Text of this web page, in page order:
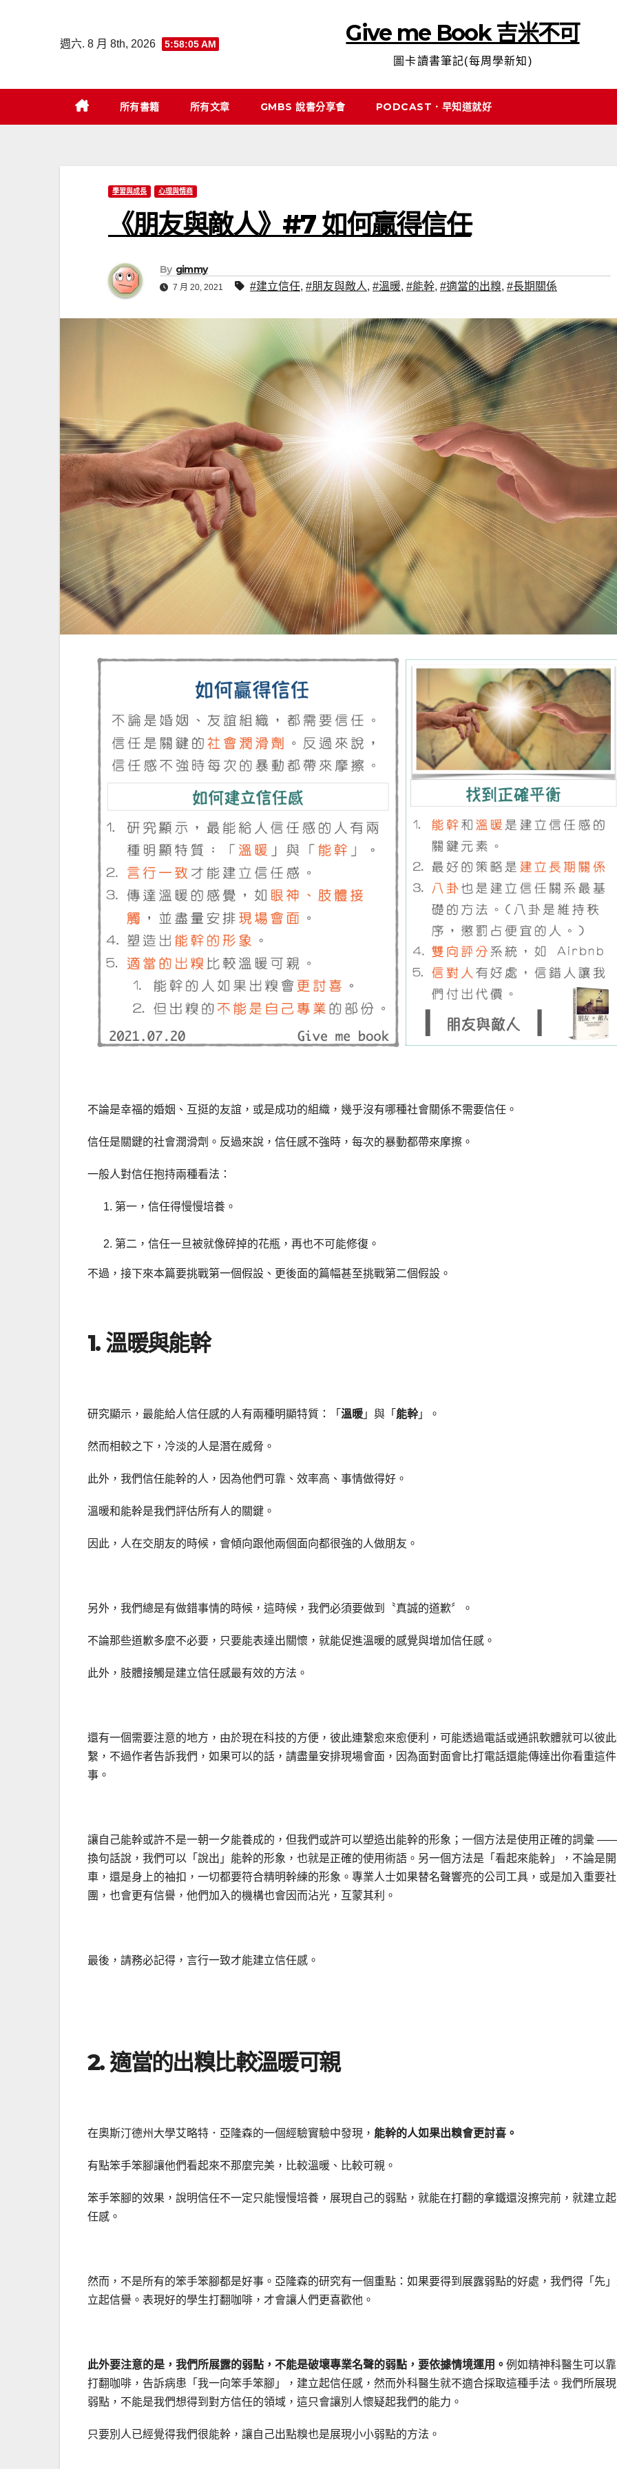
週六. 8 月 8th, 2026 5:58:06 AM Give me Book 吉米不可
圖卡讀書筆記(每周學新知)
所有書籍 所有文章 GMBS 說書分享會 PODCAST．早知道就好
學習與成長 心理與情商
《朋友與敵人》#7 如何贏得信任
By gimmy
7 月 20, 2021 #建立信任, #朋友與敵人, #溫暖, #能幹, #適當的出糗, #長期關係
不論是幸福的婚姻、互挺的友誼，或是成功的組織，幾乎沒有哪種社會關係不需要信任。
信任是關鍵的社會潤滑劑。反過來說，信任感不強時，每次的暴動都帶來摩擦。
一般人對信任抱持兩種看法：
第一，信任得慢慢培養。
第二，信任一旦被就像碎掉的花瓶，再也不可能修復。
不過，接下來本篇要挑戰第一個假設、更後面的篇幅甚至挑戰第二個假設。
1. 溫暖與能幹
研究顯示，最能給人信任感的人有兩種明顯特質：「 溫暖 」與「 能幹」。
然而相較之下，冷淡的人是潛在威脅。
此外，我們信任能幹的人，因為他們可靠、效率高、事情做得好。
溫暖和能幹是我們評估所有人的關鍵。
因此，人在交朋友的時候，會傾向跟他兩個面向都很強的人做朋友。
另外，我們總是有做錯事情的時候，這時候，我們必須要做到〝真誠的道歉〞。
不論那些道歉多麼不必要，只要能表達出關懷，就能促進溫暖的感覺與增加信任感。
此外，肢體接觸是建立信任感最有效的方法。
還有一個需要注意的地方，由於現在科技的方便，彼此連繫愈來愈便利，可能透過電話或通訊軟體就可以彼
繫，不過作者告訴我們，如果可以的話，請盡量安排現場會面，因為面對面會比打電話還能傳達出你看重這件
事。
讓自己能幹或許不是一朝一夕能養成的，但我們或許可以塑造出能幹的形象；一個方法是使用正確的詞彙
換句話說，我們可以「說出」能幹的形象，也就是正確的使用術語。另一個方法是「看起來能幹」，不論是
車，還是身上的袖扣，一切都要符合精明幹練的形象。專業人士如果替名聲響亮的公司工具，或是加入重要社
團，也會更有信譽，他們加入的機構也會因而沾光，互蒙其利。
最後，請務必記得，言行一致才能建立信任感。
2. 適當的出糗比較溫暖可親
在奧斯汀德州大學艾略特．亞隆森的一個經驗實驗中發現， 能幹的人如果出糗會更討喜。
有點笨手笨腳讓他們看起來不那麼完美，比較溫暖、比較可親。
笨手笨腳的效果，說明信任不一定只能慢慢培養，展現自己的弱點，就能在打翻的拿鐵還沒擦完前，就建立
任感。
然而，不是所有的笨手笨腳都是好事。亞隆森的研究有一個重點：如果要得到展露弱點的好處，我們得「先
立起信譽。表現好的學生打翻咖啡，才會讓人們更喜歡他。
此外要注意的是，我們所展露的弱點，不能是破壞專業名聲的弱點，要依據情境運用。 例如精神科醫生可以
打翻咖啡，告訴病患「我一向笨手笨腳」，建立起信任感，然而外科醫生就不適合採取這種手法。我們所展
弱點，不能是我們想得到對方信任的領域，這只會讓別人懷疑起我們的能力。
只要別人已經覺得我們很能幹，讓自己出點糗也是展現小小弱點的方法。